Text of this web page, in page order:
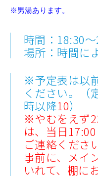
※男湯あります。
時間：18:30
場所：時間に
※予定表は以
ください。（
時以降10）
※やむをえず
は、当日
ご連絡くださ
事前に、メイ
いれて、棚に